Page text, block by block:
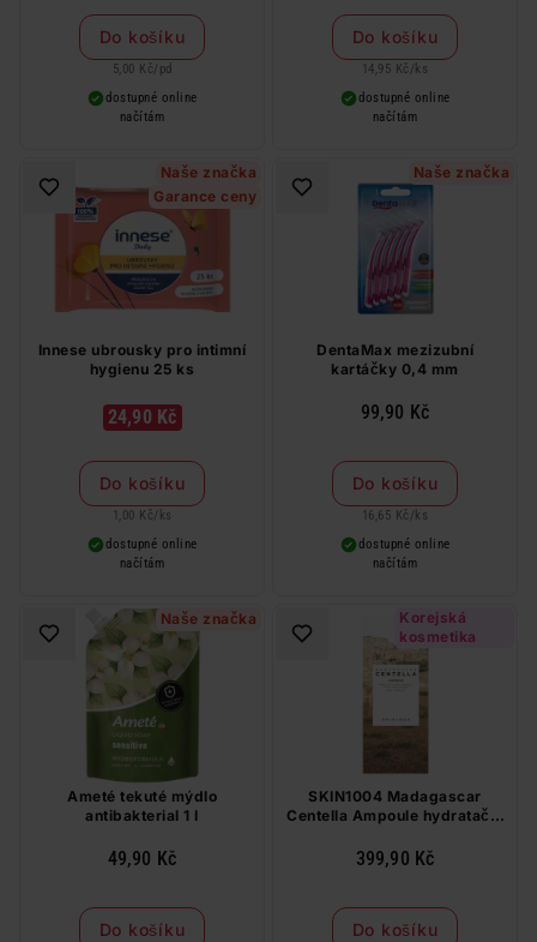
Do košíku
5,00 Kč/ pd
dostupné online
načítám
Do košíku
14,95 Kč / ks
dostupné online
načítám
Naše značka
Garance ceny
Innese ubrousky pro intimní
hygienu 25 ks
24,90 Kč
Do košíku
1,00 Kč/ ks
dostupné online
načítám
Naše značka
DentaMax mezizubní
kartáčky 0,4 mm
99,90 Kč
Do košíku
16,65 Kč / ks
dostupné online
načítám
Naše značka
Ameté tekuté mýdlo
antibakterial 1 l
49,90 Kč
Do košíku
Korejská
kosmetika
SKIN1004 Madagascar
Centella Ampoule hydratační
399,90 Kč
Do košíku